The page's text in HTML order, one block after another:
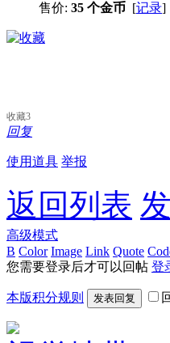
售价: 35 个金币 [记录]
收藏3
回复
使用道具 举报
返回列表
高级模式
B Color Image Link Quote
您需要登录后才可以回帖 登
本版积分规则 发表回复